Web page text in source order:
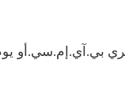
بي.آي.إم.سي.أو يوم